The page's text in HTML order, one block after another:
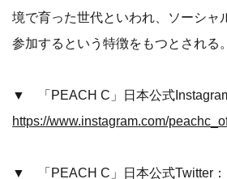
境で育った世代といわれ、ソーシャ
参加するという特徴をもつとされる。
▼ 「PEACH C」日本公式
https://www.instagram.com/
▼ 「PEACH C」日本公式Twitter：